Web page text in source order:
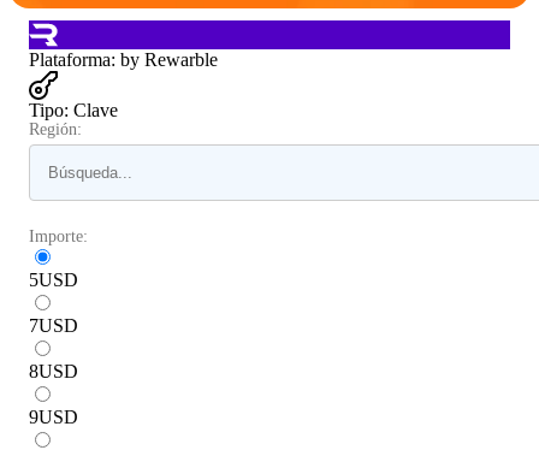
Plataforma: by Rewarble
Tipo: Clave
Región:
Importe:
5USD
7USD
8USD
9USD